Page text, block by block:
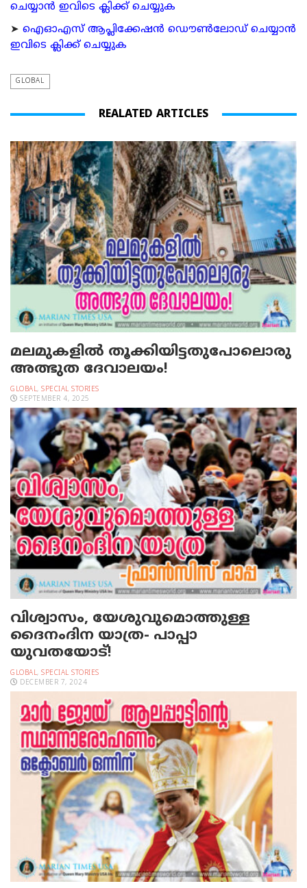
ചെയ്യാന്‍ ഇവിടെ ക്ലിക്ക് ചെയ്യുക
➤ ഐഓഎസ് ആപ്ലിക്കേഷന്‍ ഡൌണ്‍ലോഡ് ചെയ്യാന്‍
ഇവിടെ ക്ലിക്ക് ചെയ്യുക
GLOBAL
REALATED ARTICLES
മലമുകളില്‍ തൂക്കിയിട്ടതുപോലൊരു
അത്ഭുത ദേവാലയം!
GLOBAL, SPECIAL STORIES
SEPTEMBER 4, 2025
വിശ്വാസം, യേശുവുമൊത്തുള്ള
ദൈനംദിന യാത്ര- പാപ്പാ
യുവതയോട്!
GLOBAL, SPECIAL STORIES
DECEMBER 7, 2024